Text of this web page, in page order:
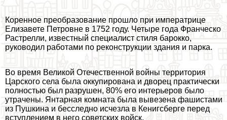
Коренное преобразование прошло при императрице
Елизавете Петровне в 1752 году. Четыре года Франческо
Растрелли, известный специалист стиля барокко,
руководил работами по реконструкции здания и парка.
Во время Великой Отечественной войны территория
Царского села была оккупирована и дворец пpaктически
полностью был разрушен, 80% его интерьеров было
утрачены. Янтарная комната была вывезена фашистами
из Пушкина и бесследно исчезла в Кенигсберге перед
вступлением в него советских войск.